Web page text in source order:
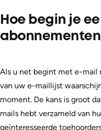
Hoe begin je
Als u net begint met e-mail
van uw e-maillijst
moment. De kans is groot
mails hebt verzameld van
geïnteresseerde